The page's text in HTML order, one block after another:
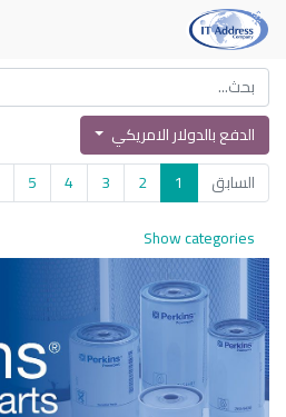
الدفع بالدولار الامريكي
السابق
1
2
3
4
5
Show categories